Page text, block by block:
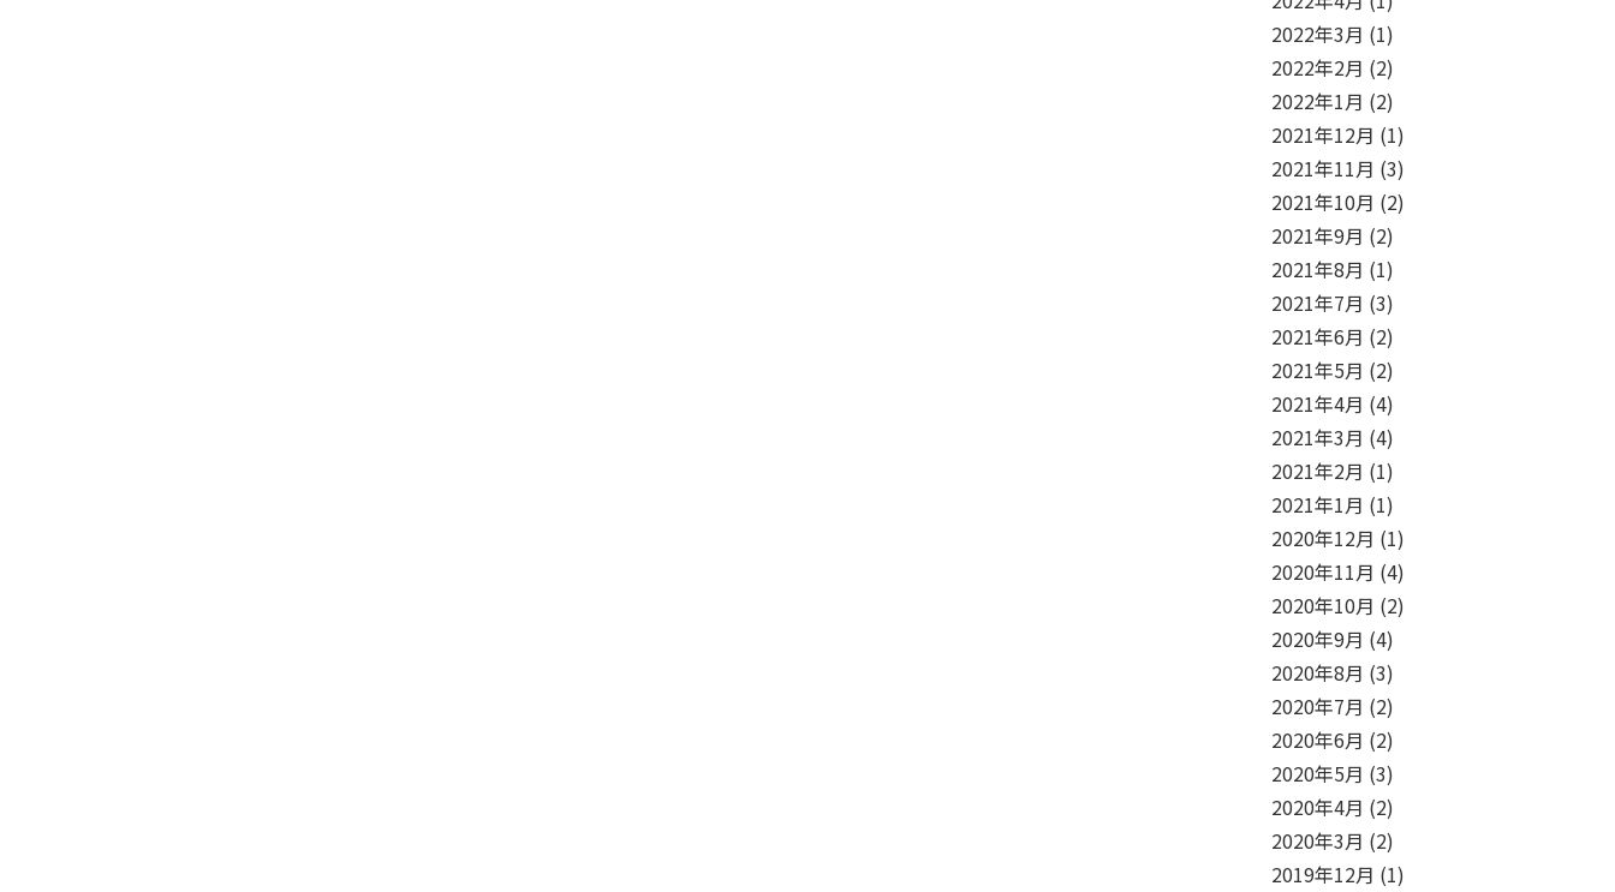
2022年3月 (1)
2022年2月 (2)
2022年1月 (2)
2021年12月 (1)
2021年11月 (3)
2021年10月 (2)
2021年9月 (2)
2021年8月 (1)
2021年7月 (3)
2021年6月 (2)
2021年5月 (2)
2021年4月 (4)
2021年3月 (4)
2021年2月 (1)
2021年1月 (1)
2020年12月 (1)
2020年11月 (4)
2020年10月 (2)
2020年9月 (4)
2020年8月 (3)
2020年7月 (2)
2020年6月 (2)
2020年5月 (3)
2020年4月 (2)
2020年3月 (2)
2019年12月 (1)